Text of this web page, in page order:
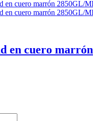
en cuero marrón